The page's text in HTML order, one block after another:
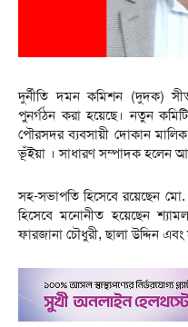
দুর্নীতি দমন কমিশন (দুদক)
পুনর্গঠন করা হয়েছে। নতুন
পৌরসদর ব্যবসায়ী দোকান মালিক
ভূঁইয়া । সাধারণ সম্পাদক হলেন
সহ-সভাপতি হিসেবে রয়েছেন
হিসেবে মনোনীত হয়েছেন
ফারজানা চৌধুরী, ছালা উদ্দিন